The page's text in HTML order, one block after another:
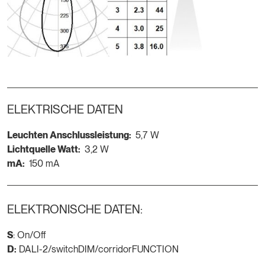
ELEKTRISCHE DATEN
Leuchten Anschlussleistung: 5,7 W
Lichtquelle Watt: 3,2 W
mA: 150 mA
ELEKTRONISCHE DATEN:
S: On/Off
D: DALI-2/switchDIM/corridorFUNCTION